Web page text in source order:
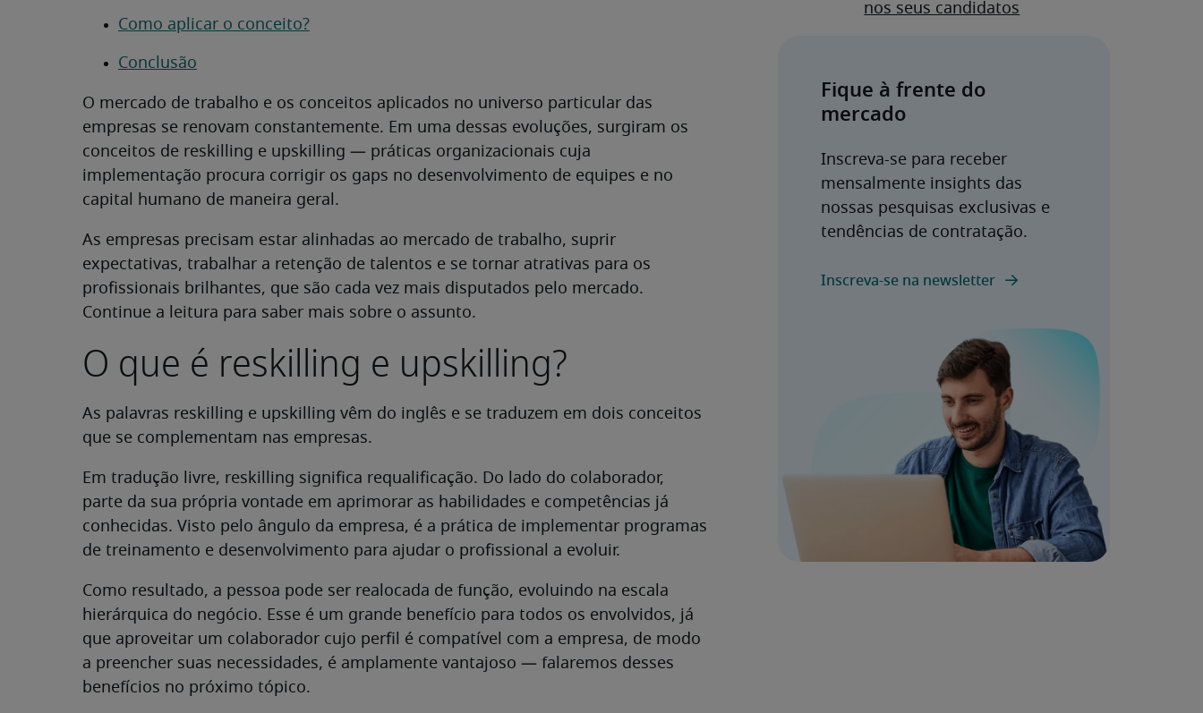
Como aplicar o conceito?
Conclusão
O mercado de trabalho e os conceitos aplicados no universo particular das
empresas se renovam constantemente. Em uma dessas evoluções, surgiram os
conceitos de reskilling e upskilling — práticas organizacionais cuja
implementação procura corrigir os gaps no desenvolvimento de equipes e no
capital humano de maneira geral.
As empresas precisam estar alinhadas ao mercado de trabalho, suprir
expectativas, trabalhar a retenção de talentos e se tornar atrativas para os
profissionais brilhantes, que são cada vez mais disputados pelo mercado.
Continue a leitura para saber mais sobre o assunto.
O que é reskilling e upskilling?
As palavras reskilling e upskilling vêm do inglês e se traduzem em dois conceitos
que se complementam nas empresas.
Em tradução livre, reskilling significa requalificação. Do lado do colaborador,
parte da sua própria vontade em aprimorar as habilidades e competências já
conhecidas. Visto pelo ângulo da empresa, é a prática de implementar programas
de treinamento e desenvolvimento para ajudar o profissional a evoluir.
Como resultado, a pessoa pode ser realocada de função, evoluindo na escala
hierárquica do negócio. Esse é um grande benefício para todos os envolvidos, já
que aproveitar um colaborador cujo perfil é compatível com a empresa, de modo
a preencher suas necessidades, é amplamente vantajoso — falaremos desses
benefícios no próximo tópico.
nos seus candidatos